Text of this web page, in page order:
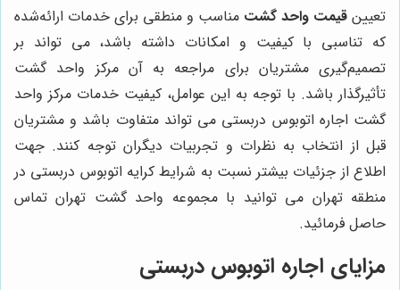
تعیین قیمت واحد گشت مناسب و منطقی برای خدمات ارائه‌شده
که تناسبی با کیفیت و امکانات داشته باشد، می تواند بر
تصمیم‌گیری مشتریان برای مراجعه به آن مرکز واحد گشت
تأثیرگذار باشد. با توجه به این عوامل، کیفیت خدمات مرکز واحد
گشت اجاره اتوبوس دربستی می تواند متفاوت باشد و مشتریان
قبل از انتخاب به نظرات و تجربیات دیگران توجه کنند. جهت
اطلاع از جزئیات بیشتر نسبت به شرایط کرایه اتوبوس دربستی در
منطقه تهران می توانید با مجموعه واحد گشت تهران تماس
حاصل فرمائید.
مزایای اجاره اتوبوس دربستی